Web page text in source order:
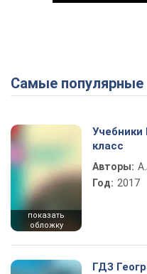
Самые популярные
показать
обложку
Учебники
класс
Авторы:
Год: 2017
ГДЗ